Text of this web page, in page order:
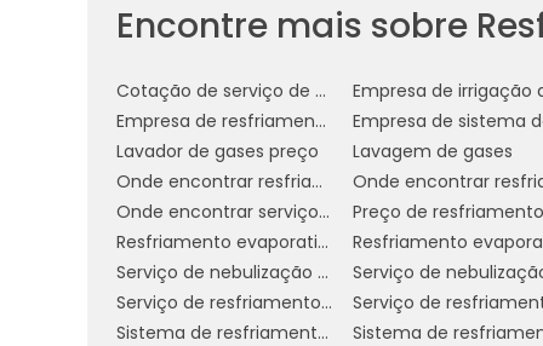
Automatização:A possibilidade
resfriamento.
Essas vantagens fazem do
inteligente para empresas que
operacionais e contribuir para a
COMO IMPLEMENTAR O
ASPERSÃO
Encontre mais sobre
Cotação de serviço de nebulização ambientes
Empresa de resfriamento de telhados
Lavador de gases preço
Lavagem de gases
Onde encontrar resfriamento de telhado por aspersão
Onde encontrar serviço de resfriamento de telhado sp
Resfriamento evaporativo e umidificação
Serviço de nebulização ambientes em sp
Serviço de resfriamento de telhado com água
Sistema de resfriamento de telhado